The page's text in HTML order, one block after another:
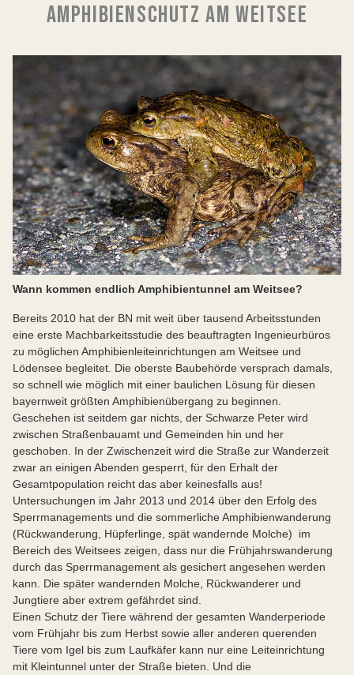
AMPHIBIENSCHUTZ AM WEITSEE
Wann kommen endlich Amphibientunnel am Weitsee?
Bereits 2010 hat der BN mit weit über tausend Arbeitsstunden
eine erste Machbarkeitsstudie des beauftragten Ingenieurbüros
zu möglichen Amphibienleiteinrichtungen am Weit­see und
Lödensee begleitet. Die oberste Baubehörde versprach damals,
so schnell wie möglich mit einer baulichen Lösung für diesen
bayernweit größten Amphibienübergang zu beginnen.
Geschehen ist seitdem gar nichts, der Schwarze Peter wird
zwischen Straßenbauamt und Gemeinden hin und her
geschoben. In der Zwischenzeit wird die Straße zur Wanderzeit
zwar an einigen Abenden gesperrt, für den Erhalt der
Gesamtpopulation reicht das aber keinesfalls aus!
Untersuchungen im Jahr 2013 und 2014 über den Erfolg des
Sperrmanagements und die sommerliche Amphibienwanderung
(Rückwanderung, Hüpferlinge, spät wandernde Molche) im
Bereich des Weitsees zeigen, dass nur die Frühjahrswanderung
durch das Sperrmanagement als gesichert angesehen werden
kann. Die später wandernden Molche, Rückwanderer und
Jungtiere aber extrem gefährdet sind.
Einen Schutz der Tiere während der gesam­ten Wanderperiode
vom Frühjahr bis zum Herbst sowie aller anderen querenden
Tiere vom Igel bis zum Laufkäfer kann nur eine Leiteinrichtung
mit Kleintunnel unter der Straße bieten. Und die